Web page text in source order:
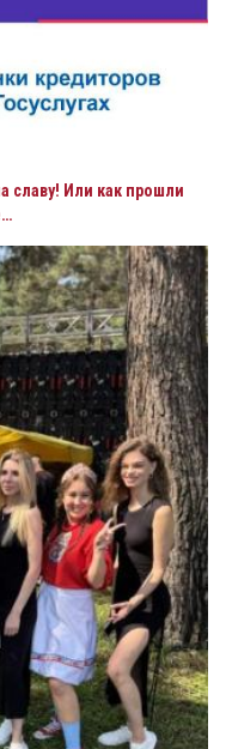
славу! Или как прошли